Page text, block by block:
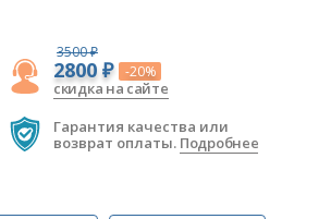
3500 ₽
2800 ₽ -20%
скидка на сайте
Гарантия качества или
возврат оплаты. Подробнее